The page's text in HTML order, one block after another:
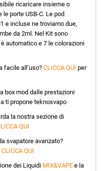
ricaricare insieme o
porte USB-C. Le pod
e incluse ne troviamo due,
da 2ml. Nel Kit sono
automatico e 7 le colorazioni
facile all’uso? CLICCA QUI per
box mod dalle prestazioni
ti propone teknosvapo
la nostra sezione di
QUI
svapatore avanzato?
CLICCA QUI
dei Liquidi MIX&VAPE e la